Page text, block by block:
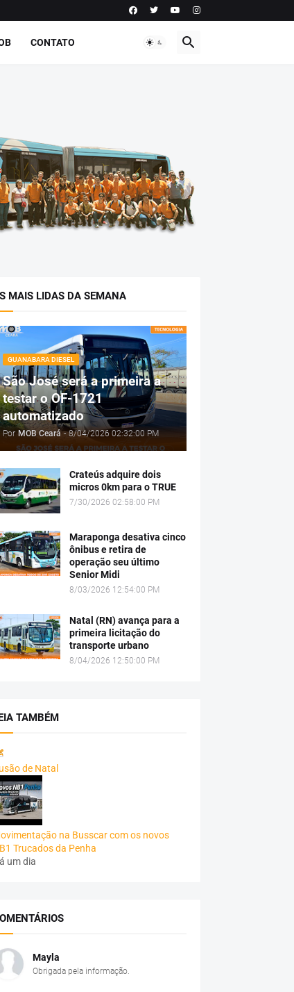
CONTATO
MAIS LIDAS DA SEMANA
GUANABARA DIESEL
São José será a primeira a
testar o OF-1721
automatizado
Por MOB Ceará - 8/04/2026 02:32:00 PM
Crateús adquire dois
micros 0km para o TRUE
7/30/2026 02:58:00 PM
Maraponga desativa cinco
ônibus e retira de
operação seu último
Senior Midi
8/03/2026 12:54:00 PM
Natal (RN) avança para a
primeira licitação do
transporte urbano
8/04/2026 12:50:00 PM
TAMBÉM
de Natal
na Busscar com os novos
Trucados da Penha
um dia
Mayla
Obrigada pela informação.